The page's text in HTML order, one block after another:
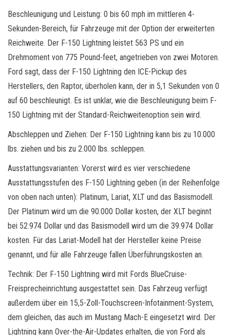
Beschleunigung und Leistung: 0 bis 60 mph im mittleren 4-
Sekunden-Bereich, für Fahrzeuge mit der Option der erweiterten
Reichweite. Der F-150 Lightning leistet 563 PS und ein
Drehmoment von 775 Pound-feet, angetrieben von zwei Motoren.
Ford sagt, dass der F-150 Lightning den ICE-Pickup des
Herstellers, den Raptor, überholen kann, der in 5,1 Sekunden von 0
auf 60 beschleunigt. Es ist unklar, wie die Beschleunigung beim F-
150 Lightning mit der Standard-Reichweitenoption sein wird.
Abschleppen und Ziehen: Der F-150 Lightning kann bis zu 10.000
lbs. ziehen und bis zu 2.000 lbs. schleppen.
Ausstattungsvarianten: Vorerst wird es vier verschiedene
Ausstattungsstufen des F-150 Lightning geben (in der Reihenfolge
von oben nach unten): Platinum, Lariat, XLT und das Basismodell.
Der Platinum wird um die 90.000 Dollar kosten, der XLT beginnt
bei 52.974 Dollar und das Basismodell wird um die 39.974 Dollar
kosten. Für das Lariat-Modell hat der Hersteller keine Preise
genannt, und für alle Fahrzeuge fallen Überführungskosten an.
Technik: Der F-150 Lightning wird mit Fords BlueCruise-
Freisprecheinrichtung ausgestattet sein. Das Fahrzeug verfügt
außerdem über ein 15,5-Zoll-Touchscreen-Infotainment-System,
dem gleichen, das auch im Mustang Mach-E eingesetzt wird. Der
Lightning kann Over-the-Air-Updates erhalten, die von Ford als